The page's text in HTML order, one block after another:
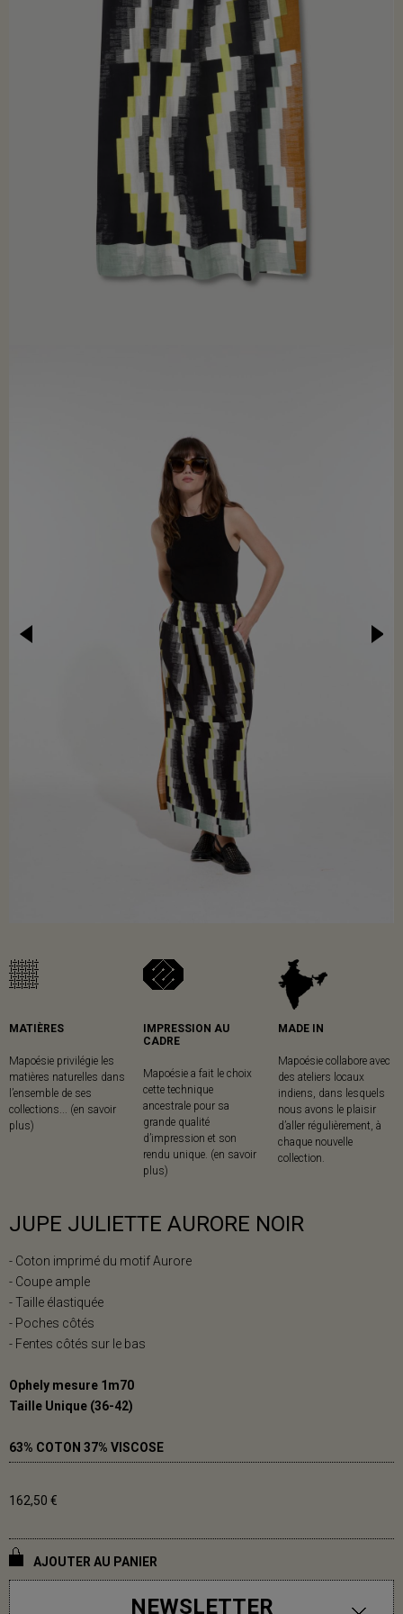
NEWSLETTER
MATIÈRES
Mapoésie privilégie les
matières naturelles dans
l’ensemble de ses
collections... (en savoir
plus)
IMPRESSION AU
CADRE
Mapoésie a fait le choix
cette technique
ancestrale pour sa
grande qualité
d’impression et son
rendu unique. (en savoir
plus)
MADE IN
Mapoésie collabore avec
des ateliers locaux
indiens, dans lesquels
nous avons le plaisir
d’aller régulièrement, à
chaque nouvelle
collection.
JUPE JULIETTE AURORE NOIR
- Coton imprimé du motif Aurore
- Coupe ample
- Taille élastiquée
- Poches côtés
- Fentes côtés sur le bas
Ophely mesure 1m70
Taille Unique (36-42)
63% COTON 37% VISCOSE
162,50 €
AJOUTER AU PANIER